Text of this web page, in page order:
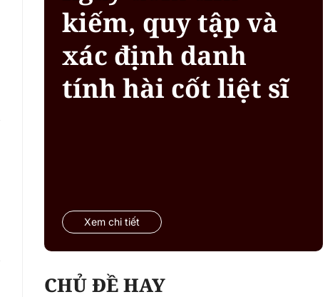
kiếm, quy tập và
xác định danh
tính hài cốt liệt sĩ
Xem chi tiết
CHỦ ĐỀ HAY